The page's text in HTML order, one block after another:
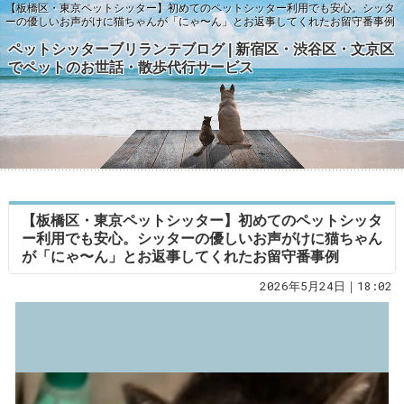
【板橋区・東京ペットシッター】初めてのペットシッター利用でも安心。シッタ
ーの優しいお声がけに猫ちゃんが「にゃ〜ん」とお返事してくれたお留守番事例
ペットシッターブリランテブログ | 新宿区・渋谷区・文京区
でペットのお世話・散歩代行サービス
【板橋区・東京ペットシッター】初めてのペットシッタ
ー利用でも安心。シッターの優しいお声がけに猫ちゃん
が「にゃ〜ん」とお返事してくれたお留守番事例
2026年5月24日｜18:02